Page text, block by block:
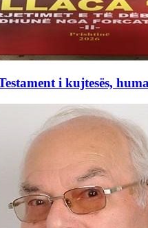
i kujtesës,